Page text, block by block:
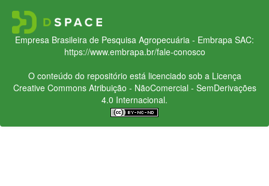
Empresa Brasileira de Pesquisa Agropecuária - Embrapa SAC:
https://www.embrapa.br/fale-conosco
O conteúdo do repositório está licenciado sob a Licença
Creative CommonsAtribuição - NãoComercial - SemDerivações
4.0 Internacional.